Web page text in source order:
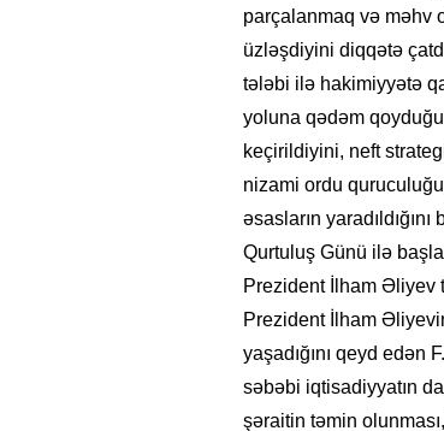
parçalanmaq və məhv
üzləşdiyini diqqətə
tələbi ilə hakimiyyətə
yoluna qədəm
keçirildiyini, neft
nizami ordu
əsasların
Qurtuluş Günü ilə
Prezident İlham Əliyev
Prezident İlham
yaşadığını qeyd
səbəbi iqtisadiyyatın
şəraitin təmin